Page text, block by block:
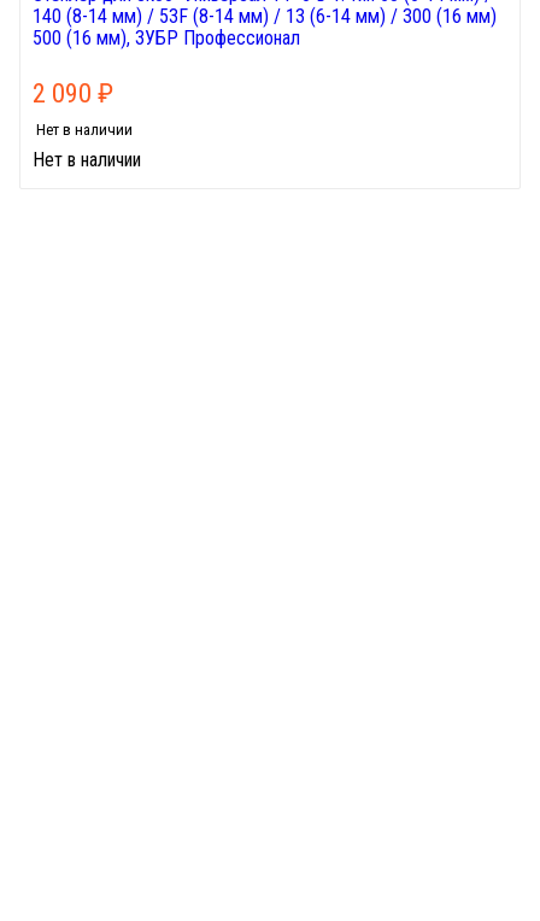
140 (8-14 мм) / 53F (8-14 мм) / 13 (6-14 мм) / 300 (16 мм)
500 (16 мм), ЗУБР Профессионал
2 090 ₽
Нет в наличии
Нет в наличии